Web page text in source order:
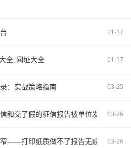
01-17
全_网址大全 01-17
：实战策略指南 03-25
和交了假的征信报告被单位发现容易把
03-26
——打印纸质做不了报告无痕PS修改和
03-26